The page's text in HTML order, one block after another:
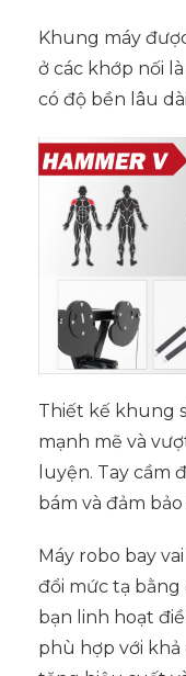
Khung máy
ở các khớp nối
có độ bền lâu
Thiết kế khung
mạnh mẽ và
luyện. Tay cầm
bám và đảm
Máy robo bay
đổi mức tạ bằng
bạn linh hoạt
phù hợp với